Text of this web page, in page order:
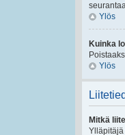
Ylös
Kuinka
Ylös
Mitkä
Ylläpitäjä